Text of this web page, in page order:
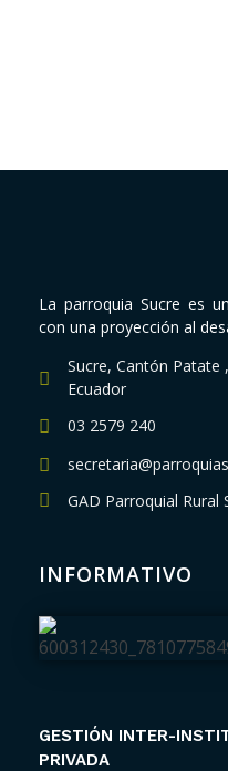
La parroquia Sucre es
con una proyección al
Sucre, Cantón Patate
Ecuador
03 2579 240
GAD Parroquial Rural
INFORMATIVO
GESTIÓN INTER-
PRIVADA